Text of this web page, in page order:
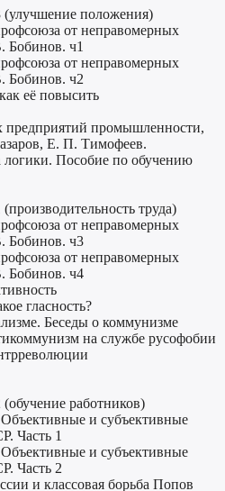
положения)
от неправомерных
Бобинов. ч1
от неправомерных
Бобинов. ч2
её повысить
предприятий промышленности,
Е. П. Тимофеев.
Пособие по обучению
труда)
от неправомерных
Бобинов. ч3
от неправомерных
Бобинов. ч4
гласность?
Беседы о коммунизме
на службе русофобии
работников)
и субъективные
Часть 1
и субъективные
Часть 2
и классовая борьба Попов